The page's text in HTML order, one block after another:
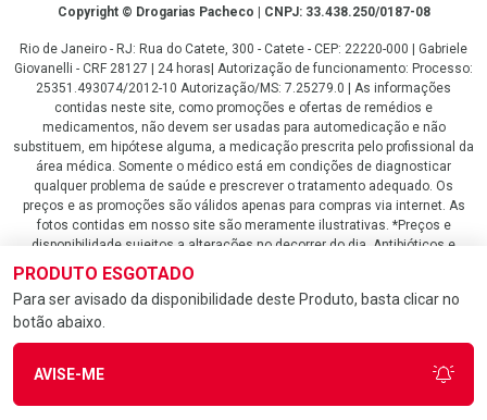
PRODUTO ESGOTADO
Para ser avisado da disponibilidade deste Produto, basta clicar no
botão abaixo.
AVISE-ME
CopyrightCopyright © Drogarias Pacheco | CNPJ: 33.438.250/0187-08
Rio de Janeiro - RJ: Rua do Catete, 300 - Catete - CEP: 22220-000 | Gabriele
Giovanelli - CRF 28127 | 24 horas| Autorização de funcionamento: Processo:
25351.493074/2012-10 Autorização/MS: 7.25279.0 | As informações
contidas neste site, como promoções e ofertas de remédios e
medicamentos, não devem ser usadas para automedicação e não
substituem, em hipótese alguma, a medicação prescrita pelo profissional da
área médica. Somente o médico está em condições de diagnosticar
qualquer problema de saúde e prescrever o tratamento adequado. Os
preços e as promoções são válidos apenas para compras via internet. As
fotos contidas em nosso site são meramente ilustrativas. *Preços e
disponibilidade sujeitos a alterações no decorrer do dia. Antibióticos e
antimicrobianos vendas apenas em lojas físicas ou televendas. Portaria nº
344 - 01/02/1999 - Ministério da Saúde. Horário de funcionamento Central
de Vendas e Atendimento ao Cliente 4020 4404 ou 0800 282 10 10 de
LGPD Aceite os Cookies